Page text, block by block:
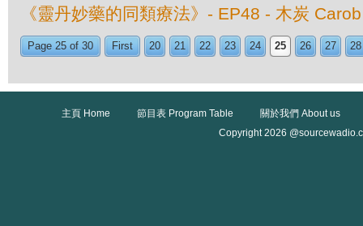
《靈丹妙藥的同類療法》- EP48 - 木炭
Page 25 of 30 First 20 21 22 23 24 25 26 27 28
主頁 Home 節目表 Program Table
關於我們 About us
Copyright 2026